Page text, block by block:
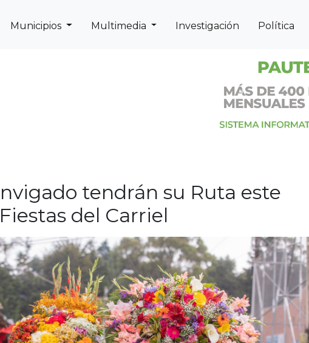
Municipios Multimedia Investigación Política
Previous
tendrán su Ruta este
del Carriel